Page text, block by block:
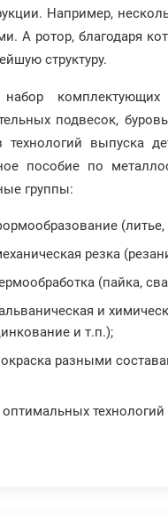
Например,
А ротор, благодаря
структуру.
подвесок,
технологий выпуска
пособие по
группы:
резка
(пайка,
и
и т.п.);
разными